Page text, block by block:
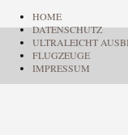
HOME
DATENSCHUTZ
ULTRALEICHT
FLUGZEUGE
IMPRESSUM